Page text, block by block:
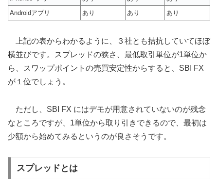
Androidアプリ
あり あり あり
上記の表からわかるように、３社とも拮抗していてほぼ
横並びです。スプレッドの狭さ、最低取引単位が1単位か
ら、スワップポイントの売買安定性からすると、SBI FX
が１位でしょう。
ただし、SBI FX にはデモが用意されていないのが残念
なところですが、1単位から取り引きできるので、最初は
少額から始めてみるというのが良さそうです。
スプレッドとは